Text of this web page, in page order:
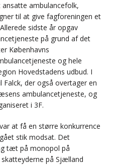
ambulancefolk,
til at give fagforeningen et
sidste år opgav
på grund af det
Københavns
og hele
Hovedstadens udbud. I
der også overtager en
ambulancetjeneste, og
i 3F.
at få en større konkurrence
stik modsat. Det
tæt på monopol på
på Sjælland